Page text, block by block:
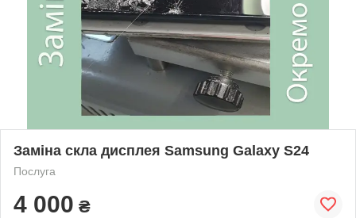
Заміна скла дисплея Samsung Galaxy S24
Послуга
4 000 ₴